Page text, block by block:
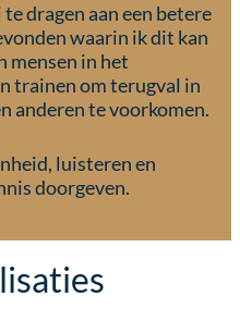
dragen aan een betere
waarin ik dit kan
mensen in het
trainen om terugval in
anderen te voorkomen.
luisteren en
doorgeven.